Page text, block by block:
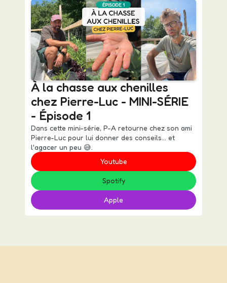
À la chasse aux chenilles
chez Pierre-Luc - MINI-SÉRIE
- Épisode 1
Dans cette mini-série, P-A retourne chez son ami
Pierre-Luc pour lui donner des conseils... et
l'agacer un peu 😅.
Youtube
Spotify
Apple